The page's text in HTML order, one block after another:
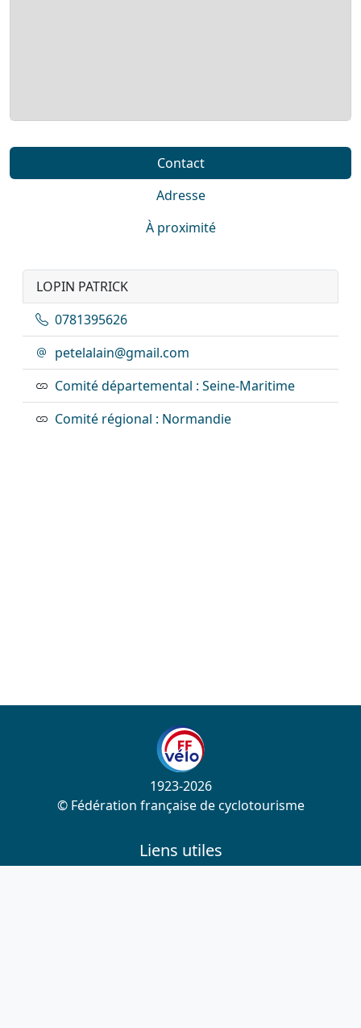
Contact
Adresse
À proximité
LOPIN PATRICK
0781395626
petelalain@gmail.com
Comité départemental : Seine-Maritime
Comité régional : Normandie
1923-2026
© Fédération française de cyclotourisme
Liens utiles